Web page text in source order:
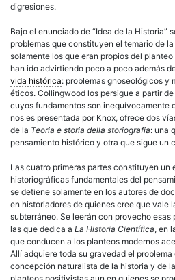
digresiones.
Bajo el enunciado de “Idea de la Historia”
problemas que constituyen el temario de
solamente los que eran propios del
han ido advirtiendo poco a poco además
vida histórica: problemas gnoseológicos y
éticos. Collingwood los persigue a partir
cuyos fundamentos son inequívocamente
nos es presentada por Knox, ofrece dos
de la Teoria e storia della storiografia: una
pensamiento histórico y otra que sigue un
Las cuatro primeras partes constituyen un
historiográficas fundamentales del
se detiene solamente en los autores de
en historiadores de quienes cree que vale
subterráneo. Se leerán con provecho
las que dedica a La Historia Científica, en
que conducen a los planteos modernos
Allí adquiere toda su gravedad el
concepción naturalista de la historia y de